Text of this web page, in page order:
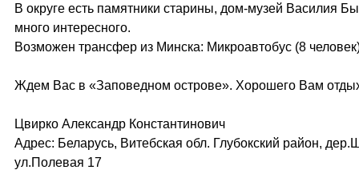
В округе есть памятники старины, дом-музей Василия
много интересного.
Возможен трансфер из Минска: Микроавтобус (8
Ждем Вас в «Заповедном острове». Хорошего Вам
Цвирко Александр Константинович
Адрес: Беларусь, Витебская обл. Глубокский район,
ул.Полевая 17